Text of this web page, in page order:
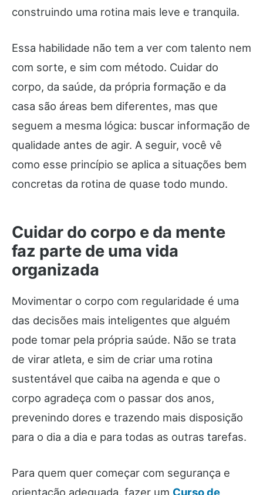
construindo uma rotina mais leve e tranquila.
Essa habilidade não tem a ver com talento nem
com sorte, e sim com método. Cuidar do
corpo, da saúde, da própria formação e da
casa são áreas bem diferentes, mas que
seguem a mesma lógica: buscar informação de
qualidade antes de agir. A seguir, você vê
como esse princípio se aplica a situações bem
concretas da rotina de quase todo mundo.
Cuidar do corpo e da mente
faz parte de uma vida
organizada
Movimentar o corpo com regularidade é uma
das decisões mais inteligentes que alguém
pode tomar pela própria saúde. Não se trata
de virar atleta, e sim de criar uma rotina
sustentável que caiba na agenda e que o
corpo agradeça com o passar dos anos,
prevenindo dores e trazendo mais disposição
para o dia a dia e para todas as outras tarefas.
Para quem quer começar com segurança e
orientação adequada, fazer um Curso de